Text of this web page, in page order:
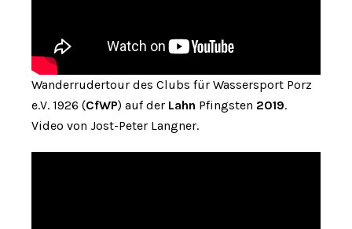
Wanderrudertour des Clubs für Wassersport Porz
e.V. 1926 (CfWP) auf der Lahn Pfingsten 2019.
Video von Jost-Peter Langner.